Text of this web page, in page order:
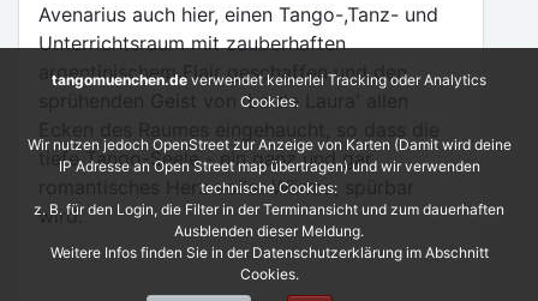
Avenarius auch hier, einen Tango-,Tanz- und
Unterrichtsraum mit zauberhaften
argentinischem Flair geschaffen und den
sprühenden Geist von 'Lo de Laura' allen
tiefe Tango-Seele - ein ganz und gar
romantisches Herz voller Wärme, spürbar
wird.
tangomuenchen.de verwendet keinerlei Tracking oder Analytics
Cookies.
Wir nutzen jedoch OpenStreet zur Anzeige von Karten (Damit wird deine
IP Adresse an Open Street map übertragen) und wir verwenden
technische Cookies:
z. B. für den Login, die Filter in der Terminansicht und zum dauerhaften
Ausblenden dieser Meldung.
Weitere Infos finden Sie in der Datenschutzerklärung im Abschnitt
Cookies.